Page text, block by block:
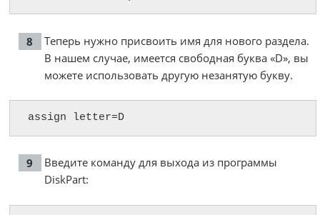
Теперь нужно присвоить имя для нового раздела.
В нашем случае, имеется свободная буква «D», вы
можете использовать другую незанятую букву.
assign letter=D
Введите команду для выхода из программы
DiskPart: